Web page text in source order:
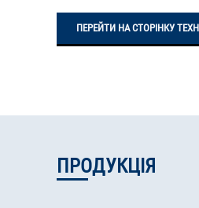
ПЕРЕЙТИ НА СТОРІНКУ
ПРОДУКЦІЯ